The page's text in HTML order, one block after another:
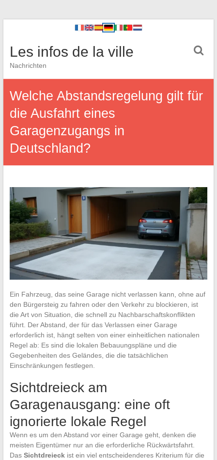
Les infos de la ville
Nachrichten
Welche Abstandsregelung gilt für
die Ausfahrt eines
Garagenzugangs in
Deutschland?
Ein Fahrzeug, das seine Garage nicht verlassen kann, ohne auf
den Bürgersteig zu fahren oder den Verkehr zu blockieren, ist
die Art von Situation, die schnell zu Nachbarschaftskonflikten
führt. Der Abstand, der für das Verlassen einer Garage
erforderlich ist, hängt selten von einer einheitlichen nationalen
Regel ab: Es sind die lokalen Bebauungspläne und die
Gegebenheiten des Geländes, die die tatsächlichen
Einschränkungen festlegen.
Sichtdreieck am
Garagenausgang: eine oft
ignorierte lokale Regel
Wenn es um den Abstand vor einer Garage geht, denken die
meisten Eigentümer nur an die erforderliche Rückwärtsfahrt.
Das Sichtdreieckist ein viel entscheidenderes Kriterium für die